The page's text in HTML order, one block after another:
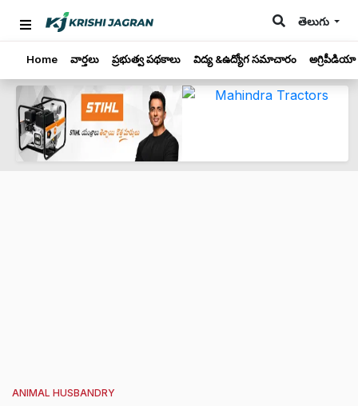
తెలుగు
Home వార్తలు ప్రభుత్వ పథకాలు విద్య &ఉద్యోగ సమాచారం అగ్రిపీడియా
ANIMAL HUSBANDRY